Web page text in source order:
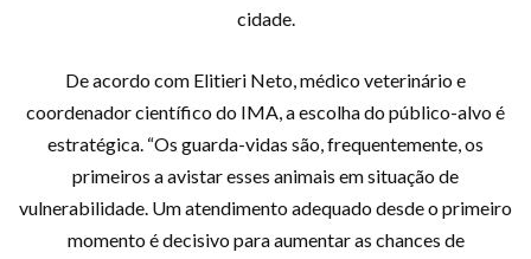
cidade.
De acordo com Elitieri Neto, médico veterinário e
coordenador científico do IMA, a escolha do público-alvo é
estratégica. “Os guarda-vidas são, frequentemente, os
primeiros a avistar esses animais em situação de
vulnerabilidade. Um atendimento adequado desde o primeiro
momento é decisivo para aumentar as chances de